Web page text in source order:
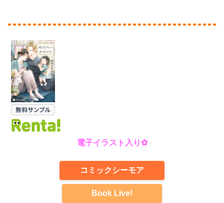
電子イラスト入り ✿
コミックシーモア
Book Live!